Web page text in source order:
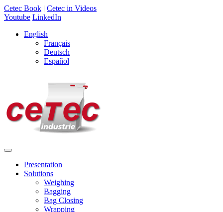
Cetec Book | Cetec in Videos
Youtube LinkedIn
English
Français
Deutsch
Español
Presentation
Solutions
Weighing
Bagging
Bag Closing
Wrapping